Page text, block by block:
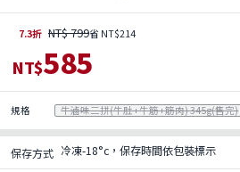
7.3折 NT$ 799省 NT$214
NT$585
規格 牛滷味三拼(牛肚+牛筋+筋肉) 345g(售完)
保存方式 冷凍-18°c，保存時間依包裝標示